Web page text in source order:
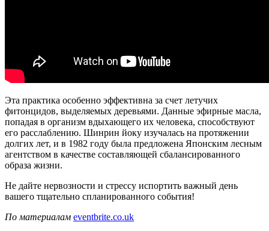
Эта практика особенно эффективна за счет летучих
фитонцидов, выделяемых деревьями. Данные эфирные масла,
попадая в организм вдыхающего их человека, способствуют
его расслаблению. Шинрин йоку изучалась на протяжении
долгих лет, и в 1982 году была предложена Японским лесным
агентством в качестве составляющей сбалансированного
образа жизни.
Не дайте нервозности и стрессу испортить важный день
вашего тщательно спланированного события!
По материалам eventbrite.co.uk